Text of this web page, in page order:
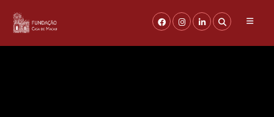
Saltar
para
o